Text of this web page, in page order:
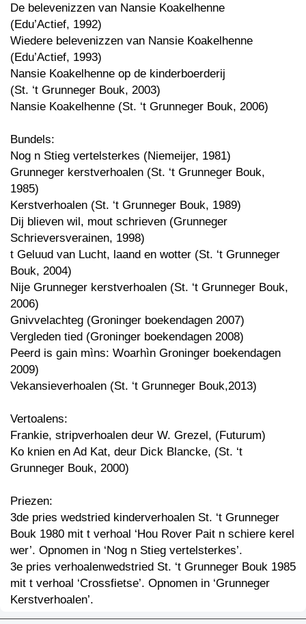
De belevenizzen van Nansie Koakelhenne
(Edu’Actief, 1992)
Wiedere belevenizzen van Nansie Koakelhenne
(Edu’Actief, 1993)
Nansie Koakelhenne op de kinderboerderij
(St. ‘t Grunneger Bouk, 2003)
Nansie Koakelhenne (St. ‘t Grunneger Bouk, 2006)
Bundels:
Nog n Stieg vertelsterkes (Niemeijer, 1981)
Grunneger kerstverhoalen (St. ‘t Grunneger Bouk,
1985)
Kerstverhoalen (St. ‘t Grunneger Bouk, 1989)
Dij blieven wil, mout schrieven (Grunneger
Schrieversverainen, 1998)
t Geluud van Lucht, laand en wotter (St. ‘t Grunneger
Bouk, 2004)
Nije Grunneger kerstverhoalen (St. ‘t Grunneger Bouk,
2006)
Gnivvelachteg (Groninger boekendagen 2007)
Vergleden tied (Groninger boekendagen 2008)
Peerd is gain mìns: Woarhìn Groninger boekendagen
2009)
Vekansieverhoalen (St. ‘t Grunneger Bouk,2013)
Vertoalens:
Frankie, stripverhoalen deur W. Grezel, (Futurum)
Ko knien en Ad Kat, deur Dick Blancke, (St. ‘t
Grunneger Bouk, 2000)
Priezen:
3de pries wedstried kinderverhoalen St. ‘t Grunneger
Bouk 1980 mit t verhoal ‘Hou Rover Pait n schiere kerel
wer’. Opnomen in ‘Nog n Stieg vertelsterkes’.
3e pries verhoalenwedstried St. ‘t Grunneger Bouk 1985
mit t verhoal ‘Crossfietse’. Opnomen in ‘Grunneger
Kerstverhoalen’.